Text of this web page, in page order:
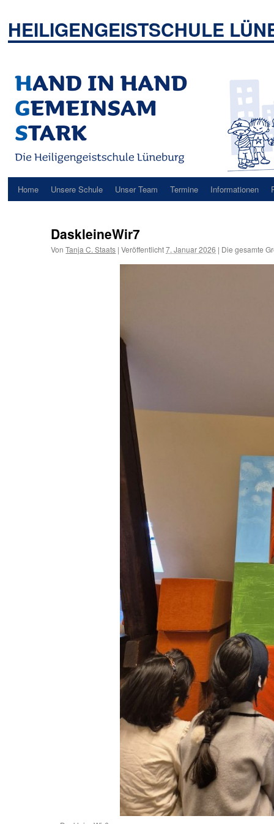
springen
HEILIGENGEISTSCHULE
Home Unsere Schule Unser Team Termine Informationen
DaskleineWir7
Von Tanja C. Staats | Veröffentlicht 7. Januar 2026 | Die gesamte